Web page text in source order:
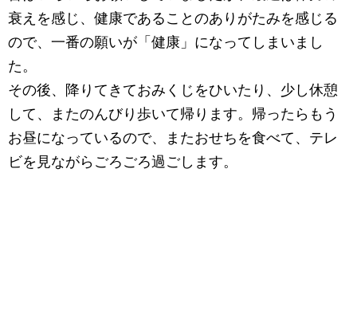
衰えを感じ、健康であることのありがたみを感じる
ので、一番の願いが「健康」になってしまいまし
た。
その後、降りてきておみくじをひいたり、少し休憩
して、またのんびり歩いて帰ります。帰ったらもう
お昼になっているので、またおせちを食べて、テレ
ビを見ながらごろごろ過ごします。